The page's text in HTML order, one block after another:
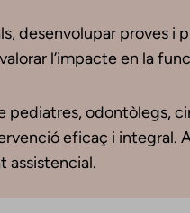
desenvolupar proves i
l’impacte en la
odontòlegs,
eficaç i integral.
assistencial.